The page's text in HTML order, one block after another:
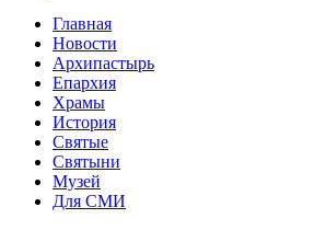
Главная
Новости
Архипастырь
Епархия
Храмы
История
Святые
Святыни
Музей
Для СМИ